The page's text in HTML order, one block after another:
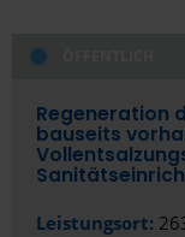
Regeneration
bauseits
Leistungsort: